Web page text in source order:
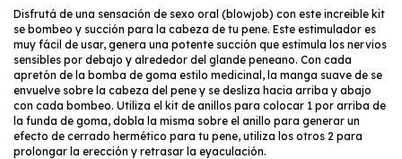
Disfrutá de una sensación de sexo oral (blowjob) con este increible kit
se bombeo y succión para la cabeza de tu pene. Este estimulador es
muy fácil de usar, genera una potente succión que estimula los nervios
sensibles por debajo y alrededor del glande peneano. Con cada
apretón de la bomba de goma estilo medicinal, la manga suave de se
envuelve sobre la cabeza del pene y se desliza hacia arriba y abajo
con cada bombeo. Utiliza el kit de anillos para colocar 1 por arriba de
la funda de goma, dobla la misma sobre el anillo para generar un
efecto de cerrado hermético para tu pene, utiliza los otros 2 para
prolongar la erección y retrasar la eyaculación.